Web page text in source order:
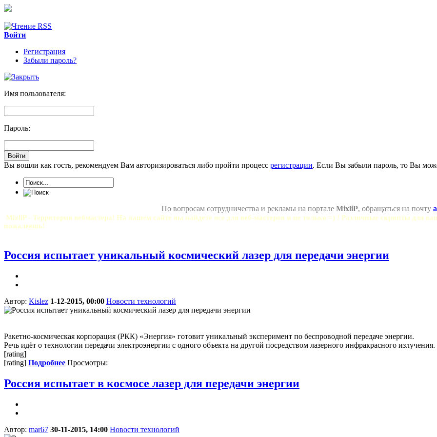
Войти
Регистрация
Забыли пароль?
Имя пользователя:
Пароль:
Вы вошли как гость, рекомендуем Вам авторизироваться либо пройти процесс регистрации. Если Вы забыли пароль, то Вы
По вопросам сотрудничества и рекламы на портале MixliP, обращаться на почту
MixliP - Территория вебмастера! На нашем сайте вы найдете все для веб-мастеров и не только =) ! Различные скрипты для
пожалеешь!
Россия испытает уникальный космический лазер для передачи энергии
Автор: Kislez 1-12-2015, 00:00 Новости технологий
Ракетно-космическая корпорация (РКК) «Энергия» готовит уникальный эксперимент по беспроводной передаче энергии.
Речь идёт о технологии передачи электроэнергии с одного объекта на другой посредством лазерного инфракрасного
[rating]
[rating] Подробнее Просмотры:
Россия испытает в космосе лазер для передачи энергии
Автор: mar67 30-11-2015, 14:00 Новости технологий